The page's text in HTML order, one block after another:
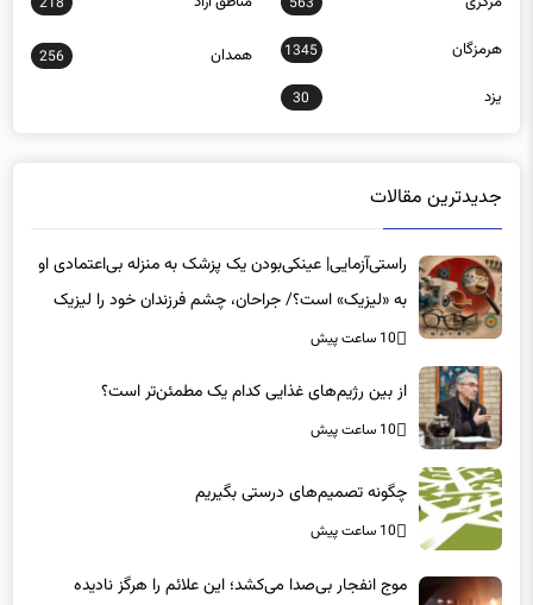
هرمزگان 1345
256
یزد 30
راستی‌آزمایی| عینکی‌بودن یک پزشک به منزله بی‌اعتمادی او
به «لیزیک» است؟/ جراحان، چشم فرزندان خود را لیزیک
می‌کنند؟
10 ساعت پیش
10 ساعت پیش
10 ساعت پیش
نگیرید